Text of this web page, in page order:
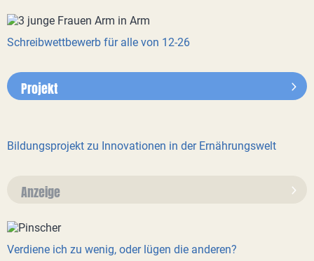
Schreibwettbewerb für alle von 12-26
Projekt
Bildungsprojekt zu Innovationen in der Ernährungswelt
Anzeige
Verdiene ich zu wenig, oder lügen die anderen?